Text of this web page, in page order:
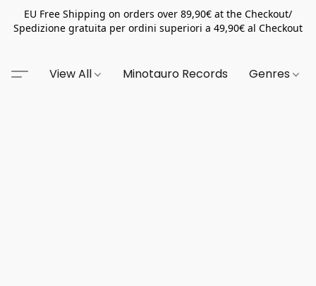
EU Free Shipping on orders over 89,90€ at the Checkout/
Spedizione gratuita per ordini superiori a 49,90€ al Checkout
View All Minotauro Records Genres